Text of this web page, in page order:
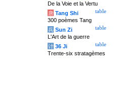
De la Voie et la Vertu
table
唐 Tang Shi
300 poèmes Tang
table
兵 Sun Zi
L'Art de la guerre
table
计 36 Ji
Trente-six stratagèmes